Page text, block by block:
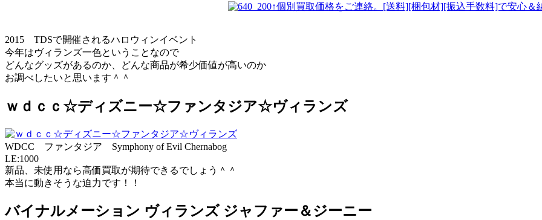
↑個別買取価格をご連絡。[送料][梱包材][振込手数料]で安心＆
2015 TDSで開催されるハロウィンイベント
今年はヴィランズ一色ということなので
どんなグッズがあるのか、どんな商品が希少価値が高いのか
お調べしたいと思います＾＾
ｗｄｃｃ☆ディズニー☆ファンタジア☆ヴィランズ
WDCC ファンタジア Symphony of Evil Chernabog
LE:1000
新品、未使用なら高価買取が期待できるでしょう＾＾
本当に動きそうな迫力です！！
バイナルメーション ヴィランズ ジャファー＆ジーニー